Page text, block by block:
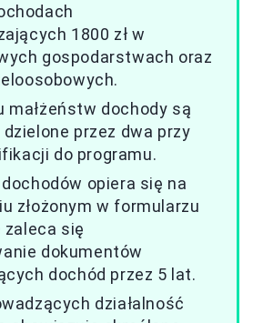
1800 zł w
gospodarstwach oraz
małżeństw dochody są
przez dwa przy
do programu.
opiera się na
złożonym w formularzu
zaleca się
dokumentów
dochód przez 5 lat.
działalność